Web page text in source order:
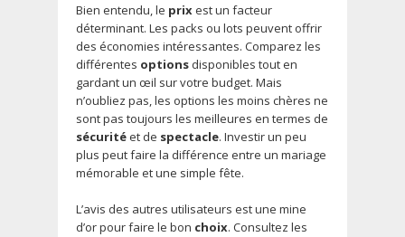
Bien entendu, le prixest un facteur
déterminant. Les packs ou lots peuvent offrir
des économies intéressantes. Comparez les
différentes options disponibles tout en
gardant un œil sur votre budget. Mais
n’oubliez pas, les options les moins chères ne
sont pas toujours les meilleures en termes de
sécuritéet de spectacle. Investir un peu
plus peut faire la différence entre un mariage
mémorable et une simple fête.
L’avis des autres utilisateurs est une mine
d’or pour faire le bon choix. Consultez les